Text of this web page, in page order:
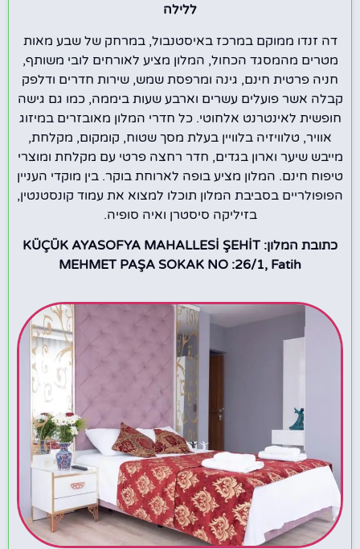
ללילה
דה זנדו ממוקם במרכז באיסטנבול, במרחק של שבע מאות
מטרים מהמסגד הכחול, המלון מציע לאורחים לובי משותף,
חניה פרטית חינם, גינה ומרפסת שמש, שירות חדרים ודלפק
קבלה אשר פועלים עשרים וארבע שעות ביממה, כמו גם גישה
חופשית לאינטרנט אלחוטי. כל חדרי המלון מאובזרים במיזוג
אוויר, טלוויזיה בלוויין בעלת מסך שטוח, קומקום, מקלחת,
מייבש שיער וארון בגדים, חדר רחצה פרטי עם מקלחת ומוצרי
טיפוח חינם. המלון מציע בופה לארוחת בוקר. בין מוקדי העניין
הפופולריים בסביבת המלון תוכלו למצוא את עמוד קונסטנטין,
בזיליקה סיסטרן ואיה סופיה.
כתובת המלון: KÜÇÜK AYASOFYA MAHALLESİ ŞEHİT
MEHMET PAŞA SOKAK NO :26/1, Fatih